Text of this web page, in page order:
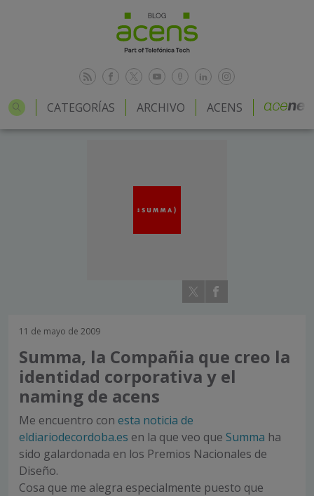
CATEGORÍAS ARCHIVO ACENS
11 de mayo de 2009
Summa, la Compañia que creo la
identidad corporativa y el
naming de acens
Me encuentro con esta noticia de
eldiariodecordoba.es en la que veo que Summa ha
sido galardonada en los Premios Nacionales de
Diseño.
Cosa que me alegra especialmente puesto que